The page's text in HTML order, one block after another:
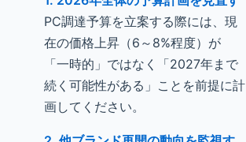
PC調達予算を立案する際には、現
在の価格上昇（6～8%程度）が
「一時的」ではなく「2027年まで
続く可能性がある」ことを前提に計
画してください。